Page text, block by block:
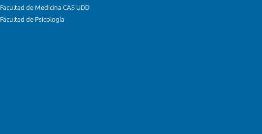
Facultad de Medicina CAS UDD
Facultad de Psicología